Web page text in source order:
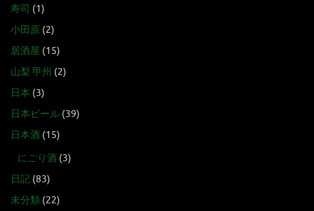
寿司 (1)
小田原 (2)
居酒屋 (15)
山梨 甲州 (2)
日本 (3)
日本ビール (39)
日本酒 (15)
にごり酒 (3)
日記 (83)
未分類 (22)